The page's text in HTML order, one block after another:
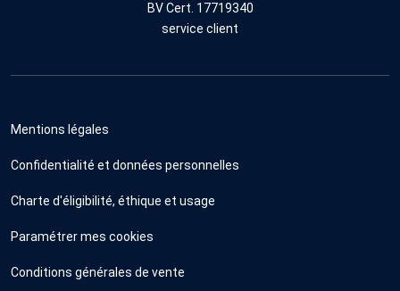
BV Cert. 17719340
service client
Mentions légales
Confidentialité et données personnelles
Charte d'éligibilité, éthique et usage
Paramétrer mes cookies
Conditions générales de vente